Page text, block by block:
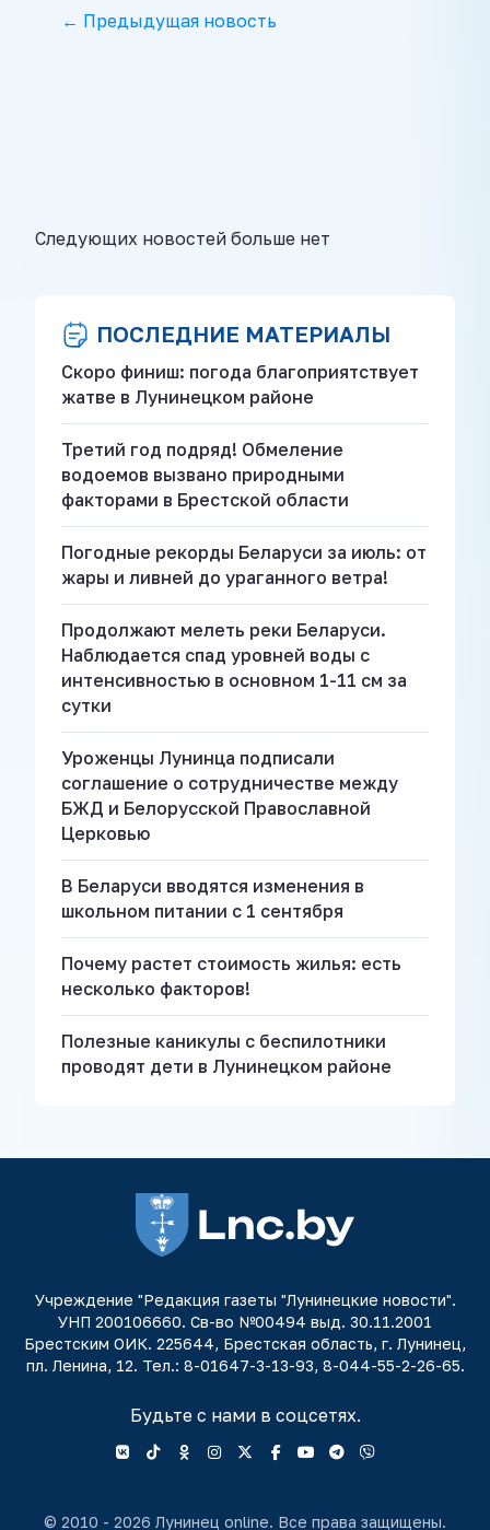
← Предыдущая новость
Следующих новостей больше нет
ПОСЛЕДНИЕ МАТЕРИАЛЫ
Скоро финиш: погода благоприятствует
жатве в Лунинецком районе
Третий год подряд! Обмеление
водоемов вызвано природными
факторами в Брестской области
Погодные рекорды Беларуси за июль: от
жары и ливней до ураганного ветра!
Продолжают мелеть реки Беларуси.
Наблюдается спад уровней воды с
интенсивностью в основном 1-11 см за
сутки
Уроженцы Лунинца подписали
соглашение о сотрудничестве между
БЖД и Белорусской Православной
Церковью
В Беларуси вводятся изменения в
школьном питании с 1 сентября
Почему растет стоимость жилья: есть
несколько факторов!
Полезные каникулы с беспилотники
проводят дети в Лунинецком районе
Учреждение "Редакция газеты "Лунинецкие новости".
УНП 200106660. Св-во №00494 выд. 30.11.2001
Брестским ОИК. 225644, Брестская область, г. Лунинец,
пл. Ленина, 12. Тел.: 8-01647-3-13-93, 8-044-55-2-26-65.
Будьте с нами в соцсетях.
© 2010 - 2026 Лунинец online. Все права защищены.